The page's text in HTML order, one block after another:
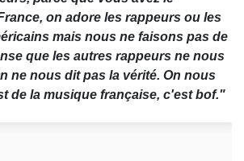
on adore les rappeurs ou les
mais nous ne faisons pas de
que les autres rappeurs ne nous
ne nous dit pas la vérité. On nous
de la musique française, c'est bof."